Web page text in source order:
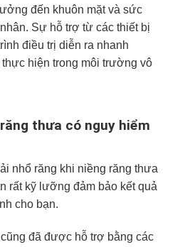
đến khuôn mặt và sức
Sự hỗ trợ từ các thiết bị
điều trị diễn ra nhanh
hiện trong môi trường vô
thưa có nguy hiểm
nhổ răng khi niềng răng thưa
rất kỹ lưỡng đảm bảo kết quả
cho bạn.
đã được hỗ trợ bằng các